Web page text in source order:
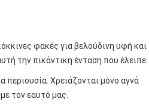
φακές για βελούδινη υφή και
την πικάντικη ένταση που έλειπε.
περιουσία. Χρειάζονται μόνο αγνά
τον εαυτό μας.